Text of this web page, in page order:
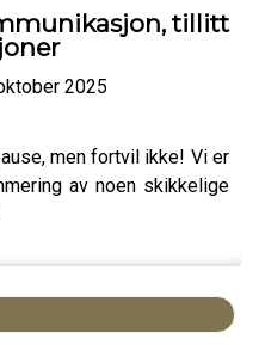
tillitt
2025
men fortvil ikke! Vi er
av noen skikkelige